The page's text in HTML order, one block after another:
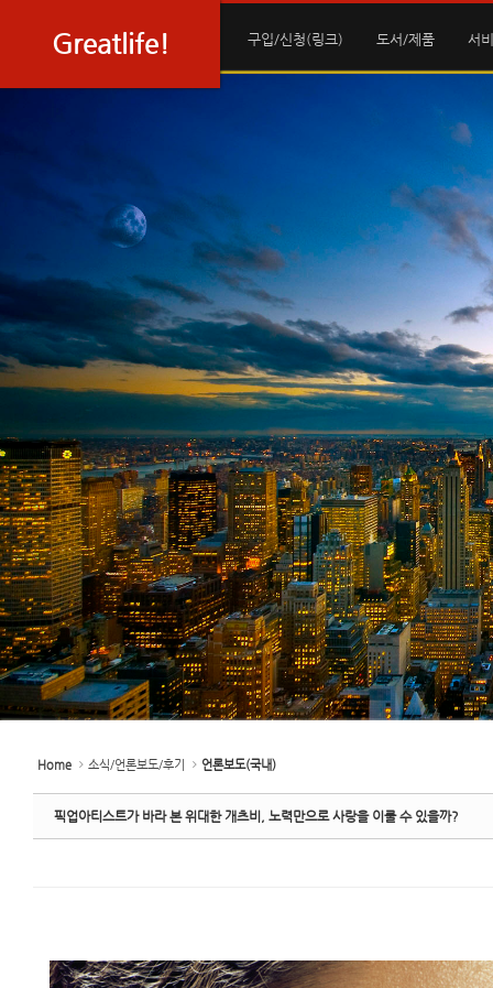
Greatlife! 구입/신청(링크) 도서/제품 서
Home 소식/언론보도/후기 언론보도(국내)
픽업아티스트가 바라 본 위대한 개츠비, 노력만으로 사랑을 이룰 수 있을까?